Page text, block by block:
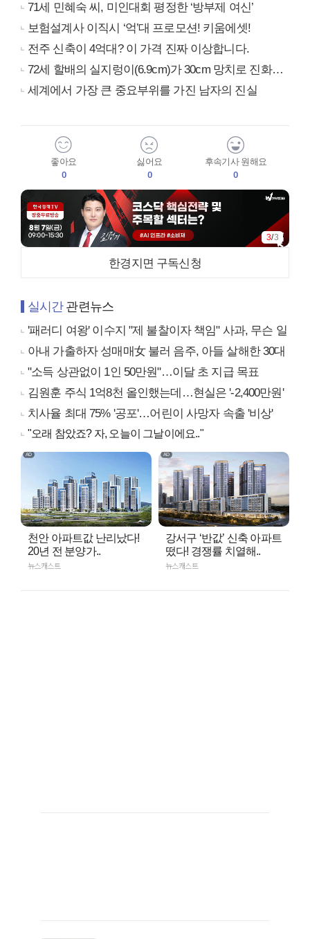
71세 민혜숙 씨, 미인대회 평정한 ‘방부제 여신’
보험설계사 이직시 ‘억’대 프로모션! 키움에셋!
전주 신축이 4억대? 이 가격 진짜 이상합니다.
72세 할배의 실지렁이(6.9cm)가 30cm 망치로 진화…
세계에서 가장 큰 중요부위를 가진 남자의 진실
좋아요
0
싫어요
0
후속기사 원해요
0
3/3
한경지면 구독신청
실시간관련뉴스
'패러디 여왕' 이수지 "제 불찰이자 책임" 사과, 무슨 일
아내 가출하자 성매매女 불러 음주, 아들 살해한 30대
"소득 상관없이 1인 50만원"…이달 초 지급 목표
김원훈 주식 1억8천 올인했는데…현실은 '-2,400만원'
치사율 최대 75% '공포'…어린이 사망자 속출 '비상'
"오래 참았죠? 자, 오늘이 그날이에요.."
천안 아파트값 난리났다!
20년 전 분양가..
뉴스캐스트
강서구 ‘반값’ 신축 아파트
떴다! 경쟁률 치열해..
뉴스캐스트